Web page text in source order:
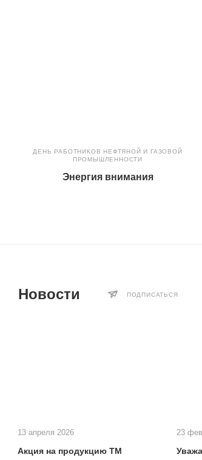
ДЕНЬ РАБОТНИКОВ НЕФТЯНОЙ И ГАЗОВОЙ
ПРОМЫШЛЕННОСТИ
Энергия внимания
Новости ПОДПИСАТЬСЯ
13 апреля 2026
Акция на продукцию ТМ
23